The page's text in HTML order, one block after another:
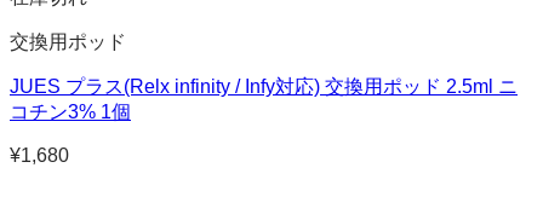
交換用ポッド
JUES プラス(Relx infinity / Infy対応) 交換用ポッド 2.5ml ニ
コチン3% 1個
¥1,680